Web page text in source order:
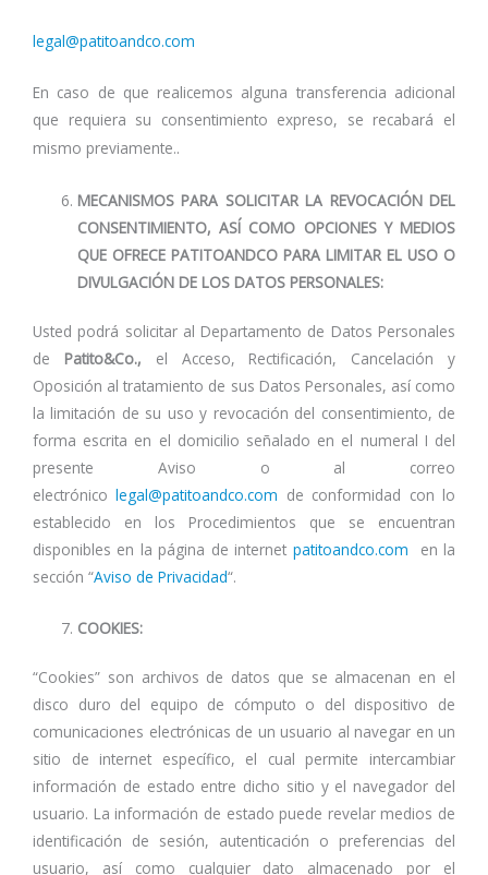
legal@patitoandco.com
En caso de que realicemos alguna transferencia adicional
que requiera su consentimiento expreso, se recabará el
mismo previamente..
MECANISMOS PARA SOLICITAR LA REVOCACIÓN DEL
CONSENTIMIENTO, ASÍ COMO OPCIONES Y MEDIOS
QUE OFRECE PATITOANDCO PARA LIMITAR EL USO O
DIVULGACIÓN DE LOS DATOS PERSONALES:
Usted podrá solicitar al Departamento de Datos Personales
de Patito&Co., el Acceso, Rectificación, Cancelación y
Oposición al tratamiento de sus Datos Personales, así como
la limitación de su uso y revocación del consentimiento, de
forma escrita en el domicilio señalado en el numeral I del
presente Aviso o al correo
electrónicolegal@patitoandco.com de conformidad con lo
establecido en los Procedimientos que se encuentran
disponibles en la página de internet patitoandco.com en la
sección “Aviso de Privacidad“.
COOKIES:
“Cookies” son archivos de datos que se almacenan en el
disco duro del equipo de cómputo o del dispositivo de
comunicaciones electrónicas de un usuario al navegar en un
sitio de internet específico, el cual permite intercambiar
información de estado entre dicho sitio y el navegador del
usuario. La información de estado puede revelar medios de
identificación de sesión, autenticación o preferencias del
usuario, así como cualquier dato almacenado por el